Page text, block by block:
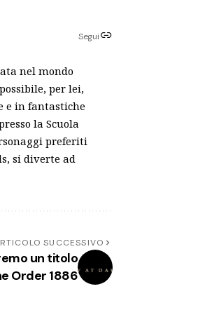
Segui
nel mondo
per lei,
e in fantastiche
la Scuola
preferiti
si diverte ad
SUCCESSIVO
un titolo
Order 1886